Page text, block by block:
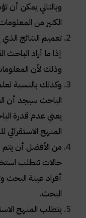
وبالتالي يمكن أن
الكثير من
تعميم النتائج
إذا ما أراد
وذلك لأن
وكذلك بالنسبة
الباحث سيجد أن
يعني عدم قدرة
المنهج
من الأفضل أن يتم
حالات تتطلب
أفراد عينة البحث
البحث.
يتطلب المنهج